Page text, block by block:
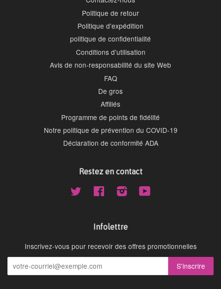
Politique de retour
Politique d'expédition
politique de confidentialité
Conditions d'utilisation
Avis de non-responsabilité du site Web
FAQ
De gros
Affiliés
Programme de points de fidélité
Notre politique de prévention du COVID-19
Déclaration de conformité ADA
Restez en contact
Twitter Facebook Instagram
Infolettre
Inscrivez-vous pour recevoir des offres promotionnelles